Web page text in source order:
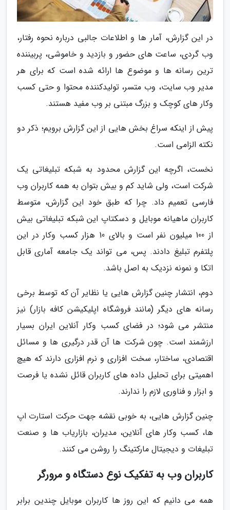
در این گزارش، آمار ها و اطلاعات جالبی درباره نحوه رفتار،
وب گردی، ساعت های حضور و بازدید و خاموشی، پربیننده
ترین رسانه ها و موضوع ها ارائه شده است که برای هر
مدیر وب سایت، وب متسر، تولیدکننده محتوا و حتی کسب
وکار های کوچک و بزرگ مبتنی بر وب مفید هستند.
پیش از اینکه سراغ بخش هایی از این گزارش برویم؛ ذکر دو
نکته الزامی است.
نخست، اگرچه این گزارش محدود به شبکه تبلیغاتی یک
شرکت است، ولی شاید کم و بیش بتوان به همه کاربران وب
فارسی تعمیم داد. چرا که طبق خود این گزارش، متوسط
کاربران ماهیانه موبایل و دسکتاپ این شبکه تبلیغاتی بیش
از 100 میلیون نفر است و بالای 10 هزار کسب وکار در این
پلتفرم تبلیغ دادند. پس، می تواند یک جامعه آماری قابل
اتکا و نمونه نزدیک به اصل باشد.
دوم، انتشار چنین گزارش هایی یا نظایر آن که توسط برخی
رسانه های دیگر (مانند فروشگاه اپلیکیشن کافه بازار) نیز
منتشر می شود؛ در فضای کسب وکار آنلاین ایران بسیار
ارزشمند است. چون شرکت ها آن قدر درگیری ها و مسائل
اقتصادی، ساختار، سخت افزاری و نرم افزاری دارند که هیچ
اهمیتی برای تحلیل داده های کاربران قائل نشده یا فرصت
و ابزار و فناوری لازم را ندارند.
چنین گزارش هایی، به خوبی نقشه جهت حرکت استارت اپ
ها، کسب وکار های آنلاین، مدیران، بازاریاب ها و صنعت
تبلیغات و دیجیتال مارکتینگ را روشن می کنند.
کاربران وب به تفکیک نوع دستگاه و مرورگر
همه می دانیم که این روز ها کاربران موبایل چندین برابر